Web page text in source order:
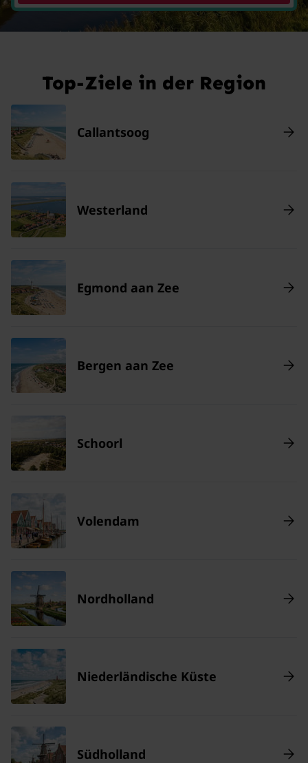
Top-Ziele in der Region
Callantsoog
Westerland
Egmond aan Zee
Bergen aan Zee
Schoorl
Volendam
Nordholland
Niederländische Küste
Südholland